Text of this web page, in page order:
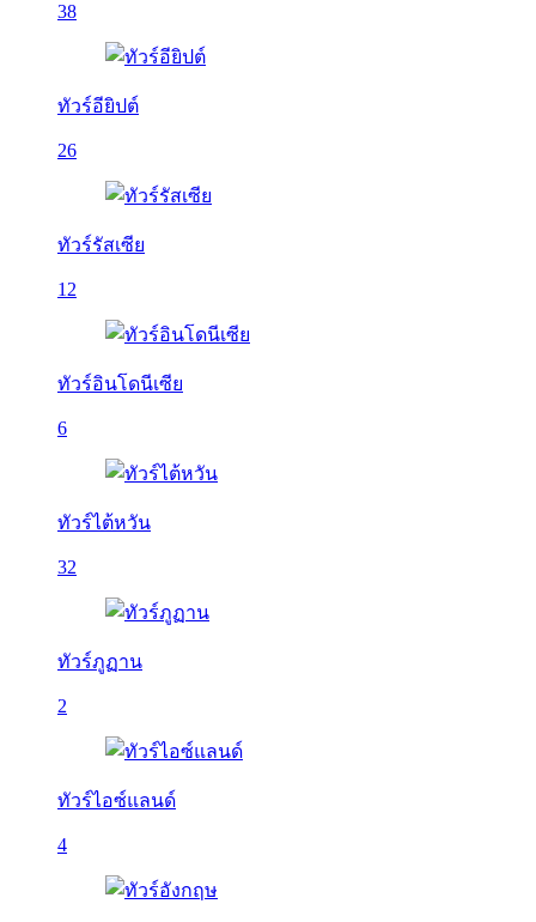
38
ทัวร์อียิปต์
26
ทัวร์รัสเซีย
12
ทัวร์อินโดนีเซีย
6
ทัวร์ไต้หวัน
32
ทัวร์ภูฏาน
2
ทัวร์ไอซ์แลนด์
4